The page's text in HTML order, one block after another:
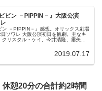
ピン －PIPPIN－』大阪公演
ン －PIPPIN－』感想。オリックス劇場
ソワレ 大阪公演初日を観劇。主なキ
クリスタル・ケイ、今井清隆、霧矢大
2019.07.17
憩20分の合計約2時間